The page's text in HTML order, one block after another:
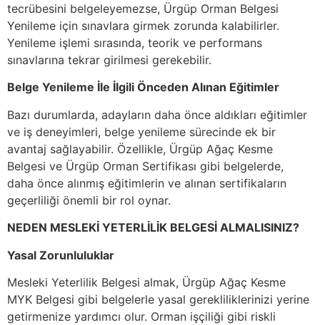
tecrübesini belgeleyemezse, Ürgüp Orman Belgesi
Yenileme için sınavlara girmek zorunda kalabilirler.
Yenileme işlemi sırasında, teorik ve performans
sınavlarına tekrar girilmesi gerekebilir.
Belge Yenileme İle İlgili Önceden Alınan Eğitimler
Bazı durumlarda, adayların daha önce aldıkları eğitimler
ve iş deneyimleri, belge yenileme sürecinde ek bir
avantaj sağlayabilir. Özellikle, Ürgüp Ağaç Kesme
Belgesi ve Ürgüp Orman Sertifikası gibi belgelerde,
daha önce alınmış eğitimlerin ve alınan sertifikaların
geçerliliği önemli bir rol oynar.
NEDEN MESLEKİ YETERLİLİK BELGESİ ALMALISINIZ?
Yasal Zorunluluklar
Mesleki Yeterlilik Belgesi almak, Ürgüp Ağaç Kesme
MYK Belgesi gibi belgelerle yasal gerekliliklerinizi yerine
getirmenize yardımcı olur. Orman işçiliği gibi riskli